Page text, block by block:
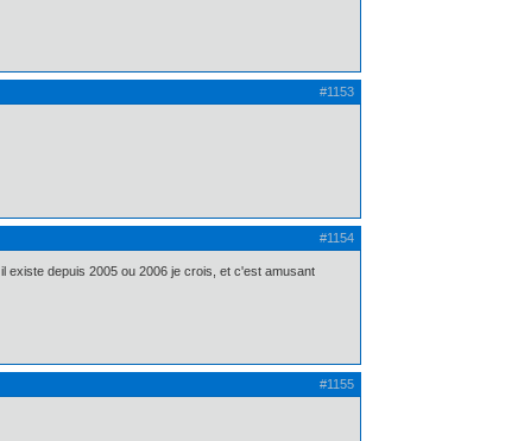
#1153
#1154
il existe depuis 2005 ou 2006 je crois, et c'est amusant
#1155